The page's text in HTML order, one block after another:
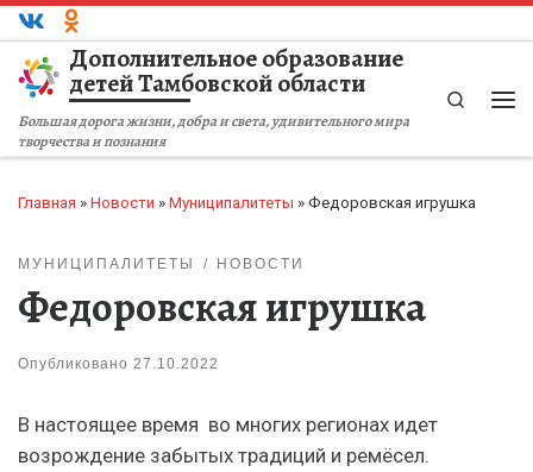
Перейти к содержимому
Дополнительное образование
детей Тамбовской области
Большая дорога жизни, добра и света, удивительного мира
творчества и познания
Search
Главная » Новости » Муниципалитеты » Федоровская игрушка
МУНИЦИПАЛИТЕТЫ НОВОСТИ
Федоровская игрушка
Опубликовано 27.10.2022
В настоящее время во многих регионах идет
возрождение забытых традиций и ремёсел.